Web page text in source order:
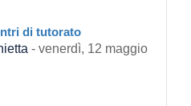
di tutorato
- venerdì, 12 maggio